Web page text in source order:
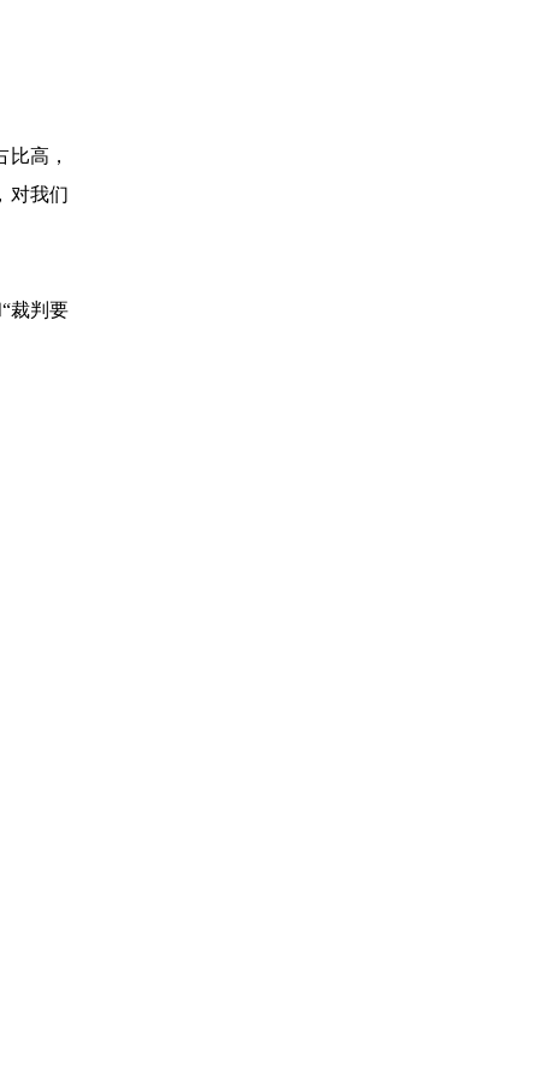
高，
对我们
裁判要